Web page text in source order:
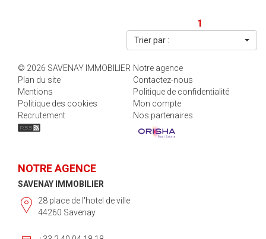
sont disponibles sur le site Géorisques : www.georisques.gouv.fr
1
Trier par :
© 2026 SAVENAY IMMOBILIER Notre agence
Plan du site
Contactez-nous
Mentions
Politique de confidentialité
Politique des cookies
Mon compte
Recrutement
Nos partenaires
NOTRE AGENCE
SAVENAY IMMOBILIER
28 place de l'hotel de ville
44260 Savenay